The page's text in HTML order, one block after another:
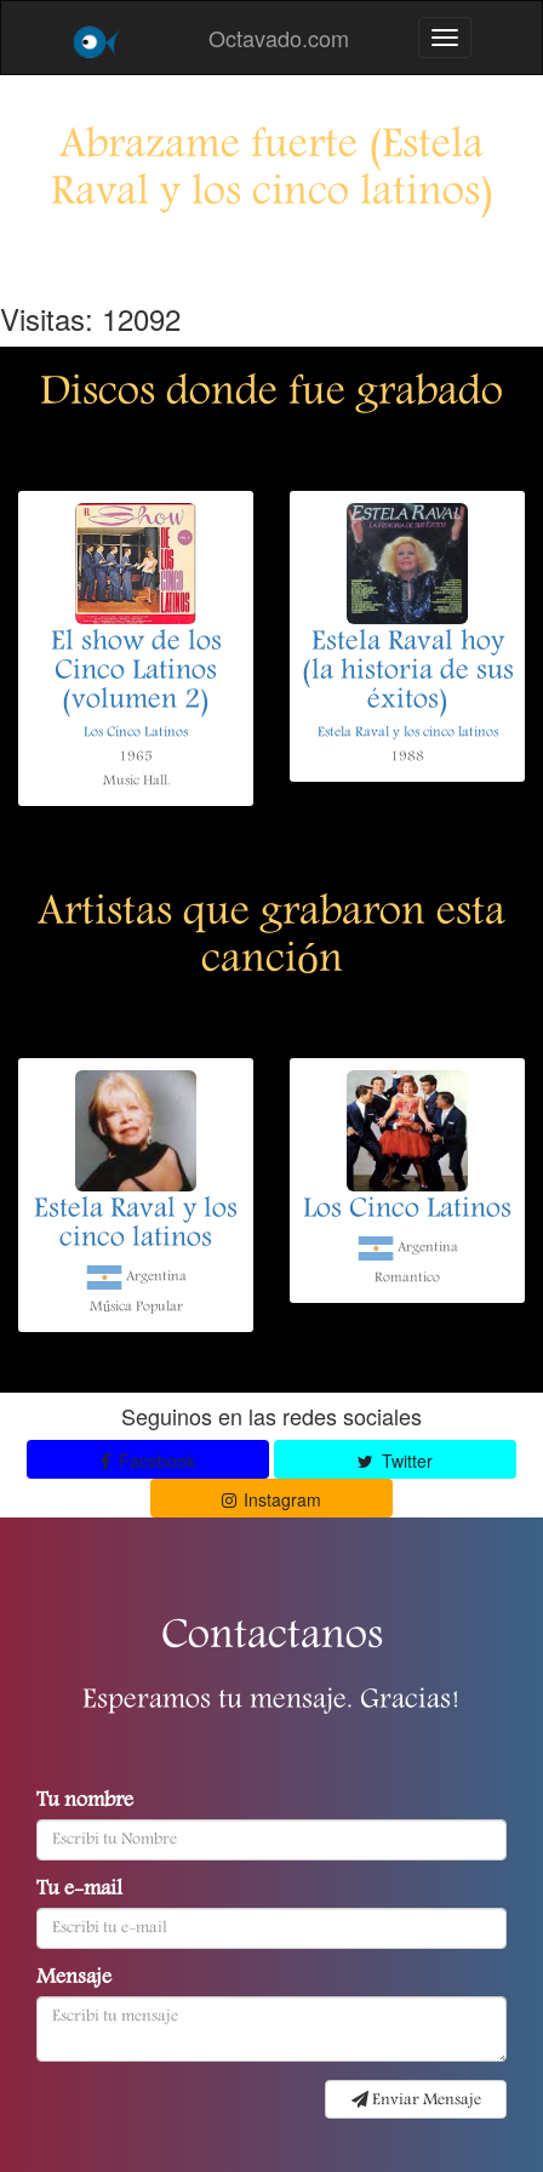
Octavado.com Toggle
Abrazame fuerte (Estela
Raval y los cinco latinos)
Visitas: 12092
Discos donde fue grabado
El show de los
Cinco Latinos
(volumen 2)
Los Cinco Latinos
1965
Music Hall.
Estela Raval hoy
(la historia de sus
éxitos)
Estela Raval y los cinco latinos
1988
Artistas que grabaron esta
canción
Estela Raval y los
cinco latinos
Argentina
Música Popular
Los Cinco Latinos
Argentina
Romantico
Seguinos en las redes sociales
Facebook
Twitter
Instagram
Contactanos
Esperamos tu mensaje. Gracias!
Tu nombre
Tu e-mail
Mensaje
Enviar Mensaje